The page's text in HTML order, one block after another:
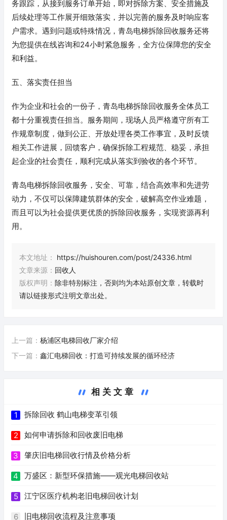
务跟踪，从接到服务订单开始，即对拆除方案、安全措施及
后续处理等工作展开细致落实，并以完善的服务及时响应客
户需求。遇到问题或特殊情况，青岛电梯拆除回收服务还将
为您提供在线咨询和24小时紧急服务，全方位保障您的安全
和利益。
五、落实责任担当
作为企业和社会的一份子，青岛电梯拆除回收服务全体员工
都十分重视责任担当。服务期间，现场人员严格遵守所有工
作规章制度，做到公正、开放处理各类工作事宜，及时反馈
相关工作进展，回馈客户，确保拆除工程规范、稳妥，承担
起企业的社会责任，顺利完成从落实到验收的各个环节。
青岛电梯拆除回收服务，安全、可靠，结合高效率和先进劳
动力，不仅可以保障建筑群体的安全，破解高空作业难题，
而且可以为社会提供更优质的拆除回收服务，实现资源再利
用。
本文地址：
https://huishouren.com/post/24336.html
文章来源： 回收人
版权声明： 除非特别标注，否则均为本站原创文章，转载时
请以链接形式注明文章出处。
上一篇： 杨浦区电梯回收厂家介绍
下一篇： 鑫汇电梯回收：打造可持续发展的循环经济
相关文章
1 拆除回收 鹤山电梯变革引领
2 如何申请拆除和回收废旧电梯
3 肇庆旧电梯回收行情及价格分析
4 万盛区：新型环保措施——观光电梯回收站
5 江宁区医疗机构老旧电梯回收计划
6 旧电梯回收流程及注意事项